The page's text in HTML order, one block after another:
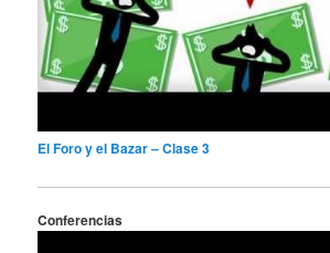
El Foro y el Bazar – Clase 3
Conferencias